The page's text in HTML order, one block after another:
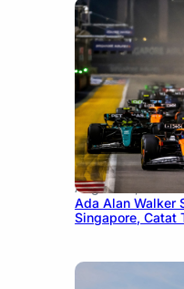
August 13, 2025
Ada Alan Walker
Singapore, Catat